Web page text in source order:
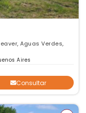
Aguas Verdes,
Aires
Consultar